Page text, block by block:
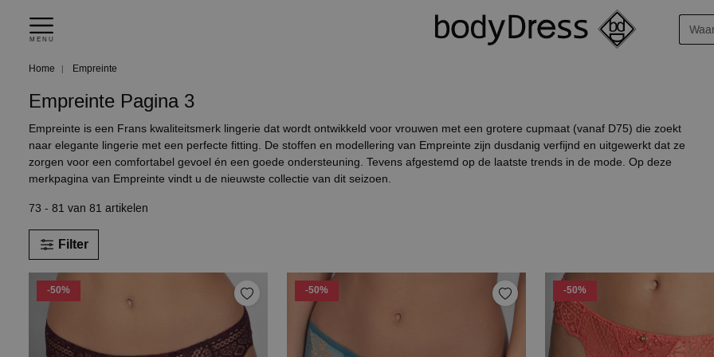
MENU
Home Empreinte
Empreinte Pagina 3
Empreinte is een Frans kwaliteitsmerk lingerie dat wordt ontwikkeld voor vrouwen met een grotere cupmaat (vanaf D75) die zoekt
naar elegante lingerie met een perfecte fitting. De stoffen en modellering van Empreinte zijn dusdanig verfijnd en uitgewerkt dat ze
zorgen voor een comfortabel gevoel én een goede ondersteuning. Tevens afgestemd op de laatste trends in de mode. Op deze
merkpagina van Empreinte vindt u de nieuwste collectie van dit seizoen.
73 - 81 van 81 artikelen
Filter
-50% -50% -50%